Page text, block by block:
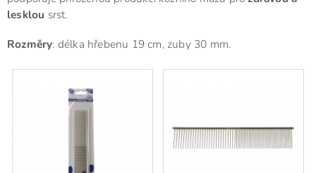
lesklou srst.
Rozměry: délka hřebenu 19 cm, zuby 30 mm.